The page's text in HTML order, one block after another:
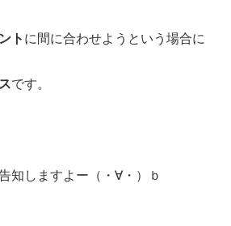
ト に間に合わせようという場合に
です。
知しますよー（・∀・）ｂ